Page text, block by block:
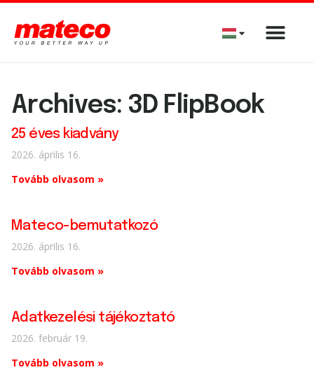
Archives: 3D FlipBook
25 éves kiadvány
2026. április 16.
Tovább olvasom »
Mateco-bemutatkozó
2026. április 16.
Tovább olvasom »
Adatkezelési tájékoztató
2026. február 19.
Tovább olvasom »